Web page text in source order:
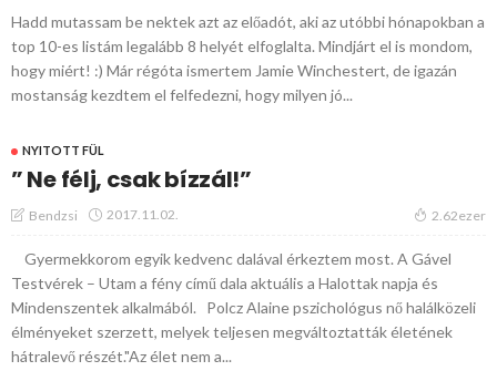
Hadd mutassam be nektek azt az előadót, aki az utóbbi hónapokban a
top 10-es listám legalább 8 helyét elfoglalta. Mindjárt el is mondom,
hogy miért! :) Már régóta ismertem Jamie Winchestert, de igazán
mostanság kezdtem el felfedezni, hogy milyen jó...
NYITOTT FÜL
” Ne félj, csak bízzál!”
Bendzsi 2017.11.02. 2.62ezer
Gyermekkorom egyik kedvenc dalával érkeztem most. A Gável
Testvérek – Utam a fény című dala aktuális a Halottak napja és
Mindenszentek alkalmából. Polcz Alaine pszichológus nő halálközeli
élményeket szerzett, melyek teljesen megváltoztatták életének
hátralevő részét."Az élet nem a...